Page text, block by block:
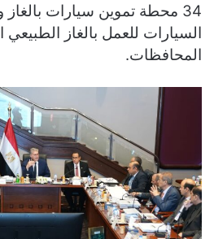
السيارات للعمل بالغاز
المحافظات.